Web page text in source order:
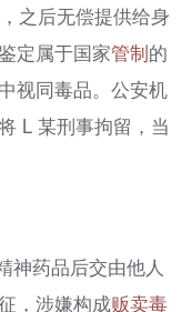
之后无偿提供给身
定属于国家管制的
视同毒品。公安机
L 某刑事拘留，当
神药品后交由他人
，涉嫌构成贩卖毒